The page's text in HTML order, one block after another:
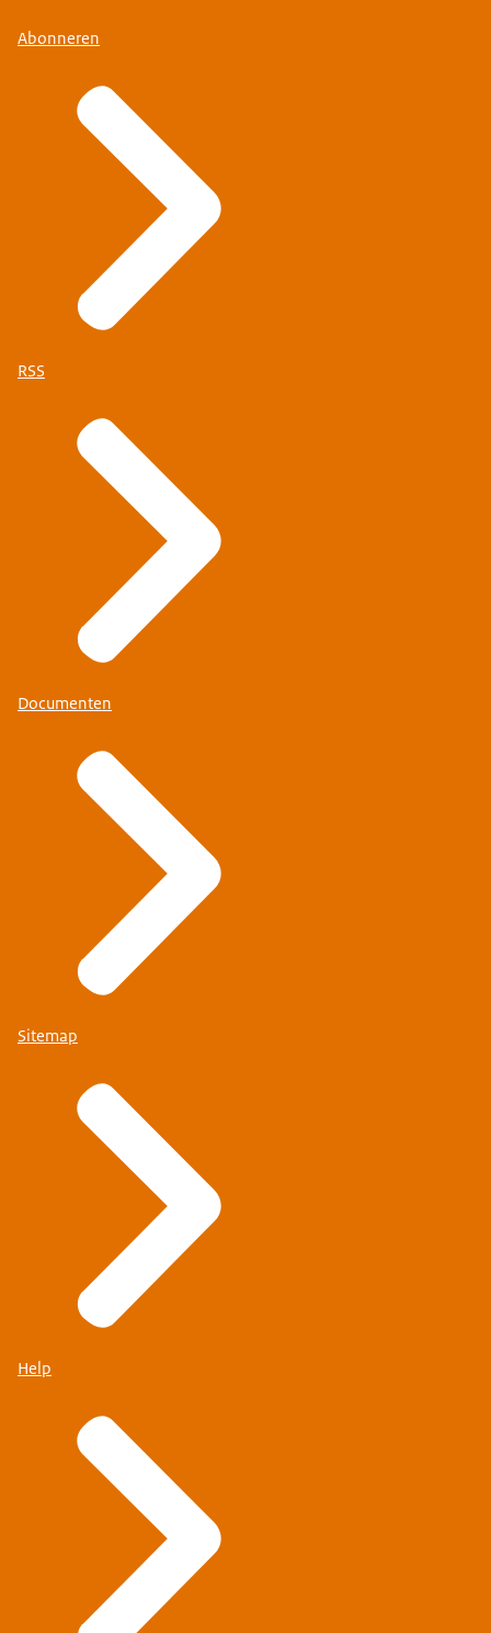
gebieden.
kunnen gemeenten zo’n verhuurvergunning
instellen waarmee ze eisen kunnen stellen aan de
kwaliteit van de woning.
Abonneren
RSS
Documenten
Sitemap
Help